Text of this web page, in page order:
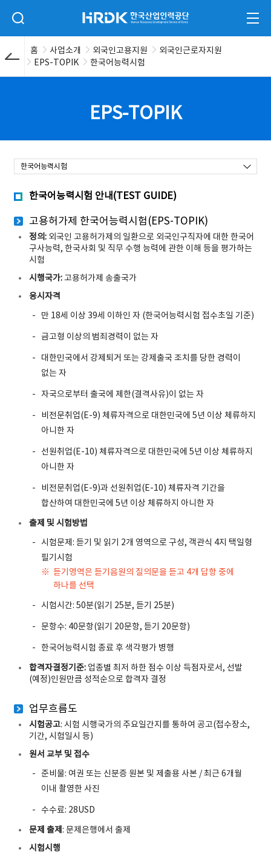
검색 입력폼 열기 HRDK 한국산업인력공단 전체
홈 사업소개 외국인고용지원
외국인근로자지원
EPS-TOPIK
한국어능력시험
EPS-TOPIK
한국어능력시험
한국어능력시험 안내(TEST GUIDE)
고용허가제 한국어능력시험(EPS-TOPIK)
정의: 외국인 고용허가제의 일환으로 외국인구직자에 대한 한국어
구사능력, 한국사회 및 직무 수행 능력에 관한 이해 등을 평가하는
시험
시행국가:고용허가제 송출국가
응시자격
만 18세 이상 39세 이하인 자 (한국어능력시험 접수초일 기준)
금고형 이상의 범죄경력이 없는 자
대한민국에서 강제퇴거 또는 강제출국 조치를 당한 경력이
없는 자
자국으로부터 출국에 제한(결격사유)이 없는 자
비전문취업(E-9) 체류자격으로 대한민국에 5년 이상 체류하지
아니한 자
선원취업(E-10) 체류자격으로 대한민국에 5년 이상 체류하지
아니한 자
비전문취업(E-9)과 선원취업(E-10) 체류자격 기간을
합산하여 대한민국에 5년 이상 체류하지 아니한 자
출제 및 시험방법
시험문제: 듣기 및 읽기 2개 영역으로 구성, 객관식 4지 택일형
필기시험
듣기영역은 듣기음원의 질의문을 듣고 4개 답항 중에
하나를 선택
시험시간: 50분(읽기 25분, 듣기 25분)
문항수: 40문항(읽기 20문항, 듣기 20문항)
한국어능력시험 종료 후 색각평가 병행
합격자결정기준: 업종별 최저 하한 점수 이상 득점자로서, 선발
(예정)인원만큼 성적순으로 합격자 결정
업무흐름도
시험공고: 시험 시행국가의 주요일간지를 통하여 공고(접수장소,
기간, 시험일시 등)
원서 교부 및 접수
준비물: 여권 또는 신분증 원본 및 제출용 사본 / 최근 6개월
이내 촬영한 사진
수수료: 28USD
문제 출제: 문제은행에서 출제
시험시행